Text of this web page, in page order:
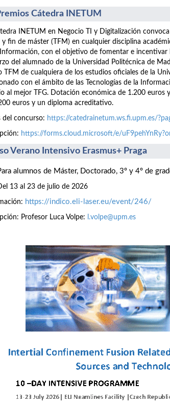
Cátedra INETUM
INETUM en Negocio TI y Digitalización
y fin de máster (TFM) en cualquier disciplina
con el objetivo de fomentar e incentivar
del alumnado de la Universidad Politécnica de
TFM de cualquiera de los estudios oficiales de la
con el ámbito de las Tecnologías de la
al mejor TFG. Dotación económica de 1.200
euros y un diploma acreditativo.
del concurso: https://catedrainetum.ws.fi.upm.es/
https://forms.cloud.microsoft/e/
Verano Intensivo Erasmus+ Praga
alumnos de Máster, Doctorado, 3º y 4º de
13 al 23 de julio de 2026
https://indico.eli-laser.eu/event/246/
Profesor Luca Volpe: l.volpe@upm.es